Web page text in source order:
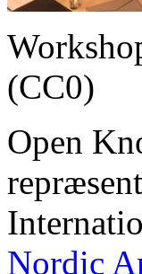
(CC0)
Open
Nordic